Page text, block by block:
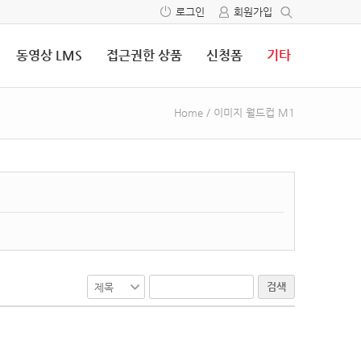
로그인 회원가입
동영상 LMS 접근권한 상품 신청폼 기타
Home / 이미지 월드컵 M1
검색